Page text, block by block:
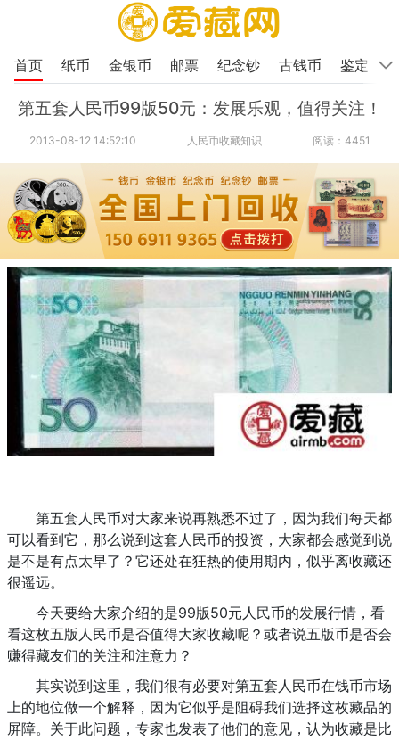
首页 纸币 金银币 邮票 纪念钞 古钱币 鉴定
第五套人民币99版50元：发展乐观，值得关注！
2013-08-12 14:52:10 人民币收藏知识 阅读：4451
第五套人民币对大家来说再熟悉不过了，因为我们每天都
可以看到它，那么说到这套人民币的投资，大家都会感觉到说
是不是有点太早了？它还处在狂热的使用期内，似乎离收藏还
很遥远。
今天要给大家介绍的是99版50元人民币的发展行情，看
看这枚五版人民币是否值得大家收藏呢？或者说五版币是否会
赚得藏友们的关注和注意力？
其实说到这里，我们很有必要对第五套人民币在钱币市场
上的地位做一个解释，因为它似乎是阻碍我们选择这枚藏品的
屏障。关于此问题，专家也发表了他们的意见，认为收藏是比